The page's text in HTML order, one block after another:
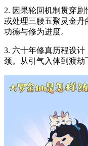
2. 因果轮回机制贯穿剧
或处理三腰五聚灵金
功德与修为进度。
3. 六十年修真历程设
颈。从引气入体到渡劫